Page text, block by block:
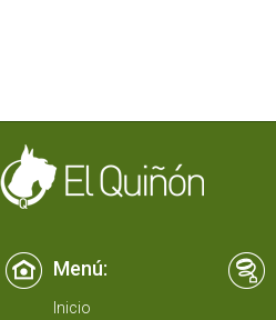
Menú:
Inicio